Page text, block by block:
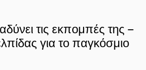
τις εκπομπές της –
για το παγκόσμιο